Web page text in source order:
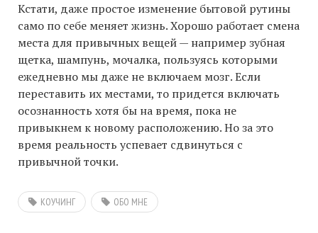
Кстати, даже простое изменение бытовой рутины
само по себе меняет жизнь. Хорошо работает смена
места для привычных вещей — например зубная
щетка, шампунь, мочалка, пользуясь которыми
ежедневно мы даже не включаем мозг. Если
переставить их местами, то придется включать
осознанность хотя бы на время, пока не
привыкнем к новому расположению. Но за это
время реальность успевает сдвинуться с
привычной точки.
КОУЧИНГ ОБО МНЕ